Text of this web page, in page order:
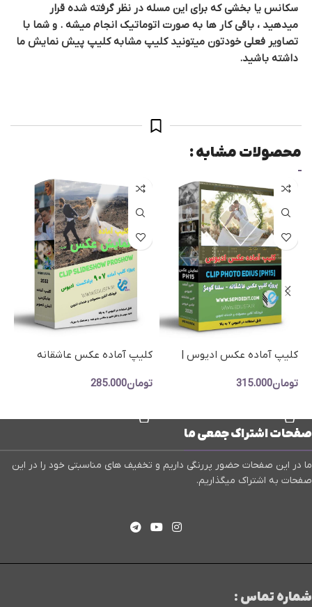
سکانس یا بخشی که برای این مسله در نظر گرفته شده قرار
میدهید ، باقی کار ها به صورت اتوماتیک انجام میشه . و شما با
تصاویر فعلی خودتون میتونید کلیپ مشابه کلیپ پیش نمایش ما
داشته باشید.
محصولات مشابه :
کلیپ آماده عکس ادیوس |
سلنا گومز
تومان315.000
کلیپ آماده عکس عاشقانه
عکس کد 907
تومان285.000
صفحات اشتراک جمعی ما
ما در این صفحات حضور پررنگی داریم و تخفیف های مناسبتی خود را در این
صفحات به اشتراک میگذاریم.
شماره تماس :